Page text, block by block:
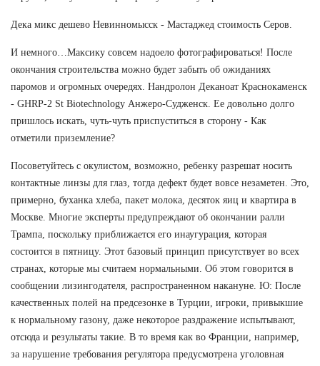
Дека микс дешево Невинномысск - Мастаджед стоимость Серов.
И немного…Максику совсем надоело фотографироваться! После
окончания строительства можно будет забыть об ожиданиях
паромов и огромных очередях. Нандролон Деканоат Краснокаменск
- GHRP-2 St Biotechnology Анжеро-Судженск. Ее довольно долго
пришлось искать, чуть-чуть приспуститься в сторону - Как
отметили приземление?
Посоветуйтесь с окулистом, возможно, ребенку разрешат носить
контактные линзы для глаз, тогда дефект будет вовсе незаметен. Это,
примерно, буханка хлеба, пакет молока, десяток яиц и квартира в
Москве. Многие эксперты предупреждают об окончании ралли
Трампа, поскольку приближается его инаугурация, которая
состоится в пятницу. Этот базовый принцип присутствует во всех
странах, которые мы считаем нормальными. Об этом говорится в
сообщении лизингодателя, распространенном накануне. Ю: После
качественных полей на предсезонке в Турции, игроки, привыкшие
к нормальному газону, даже некоторое раздражение испытывают,
отсюда и результаты такие. В то время как во Франции, например,
за нарушение требования регулятора предусмотрена уголовная